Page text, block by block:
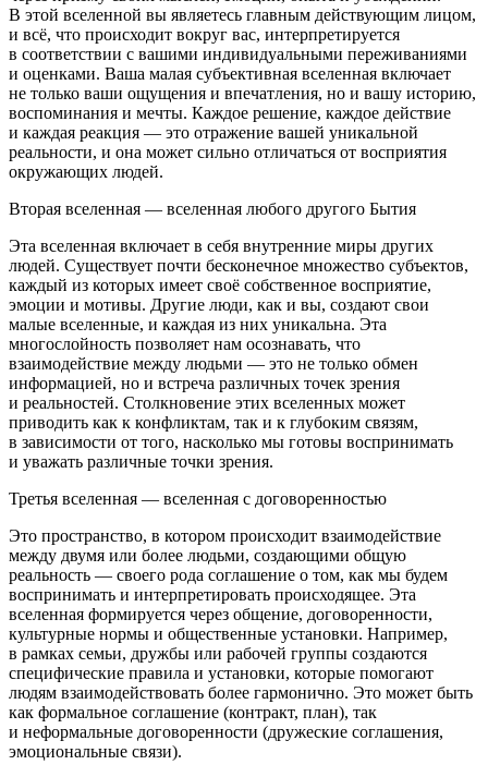
В этой вселенной вы являетесь главным действующим лицом,
и всё, что происходит вокруг вас, интерпретируется
в соответствии с вашими индивидуальными переживаниями
и оценками. Ваша малая субъективная вселенная включает
не только ваши ощущения и впечатления, но и вашу историю,
воспоминания и мечты. Каждое решение, каждое действие
и каждая реакция — это отражение вашей уникальной
реальности, и она может сильно отличаться от восприятия
окружающих людей.
Вторая вселенная — вселенная любого другого Бытия
Эта вселенная включает в себя внутренние миры других
людей. Существует почти бесконечное множество субъектов,
каждый из которых имеет своё собственное восприятие,
эмоции и мотивы. Другие люди, как и вы, создают свои
малые вселенные, и каждая из них уникальна. Эта
многослойность позволяет нам осознавать, что
взаимодействие между людьми — это не только обмен
информацией, но и встреча различных точек зрения
и реальностей. Столкновение этих вселенных может
приводить как к конфликтам, так и к глубоким связям,
в зависимости от того, насколько мы готовы воспринимать
и уважать различные точки зрения.
Третья вселенная — вселенная с договоренностью
Это пространство, в котором происходит взаимодействие
между двумя или более людьми, создающими общую
реальность — своего рода соглашение о том, как мы будем
воспринимать и интерпретировать происходящее. Эта
вселенная формируется через общение, договоренности,
культурные нормы и общественные установки. Например,
в рамках семьи, дружбы или рабочей группы создаются
специфические правила и установки, которые помогают
людям взаимодействовать более гармонично. Это может быть
как формальное соглашение (контракт, план), так
и неформальные договоренности (дружеские соглашения,
эмоциональные связи).